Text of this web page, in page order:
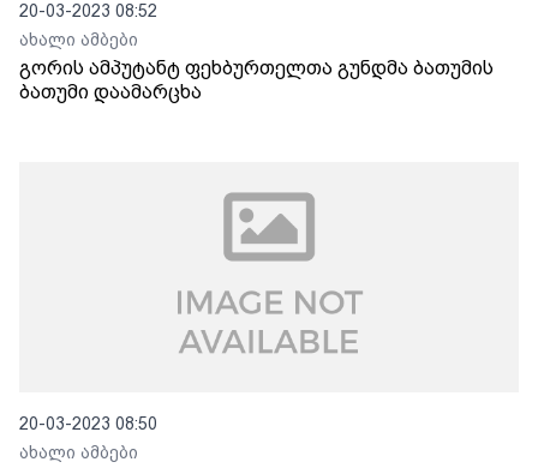
20-03-2023 08:52
ახალი ამბები
გორის ამპუტანტ ფეხბურთელთა გუნდმა ბათუმის
ბათუმი დაამარცხა
20-03-2023 08:50
ახალი ამბები